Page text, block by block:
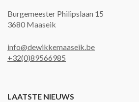
Burgemeester Philipslaan 15
3680 Maaseik
info@dewikkemaaseik.be
+32(0)89566985
LAATSTE NIEUWS